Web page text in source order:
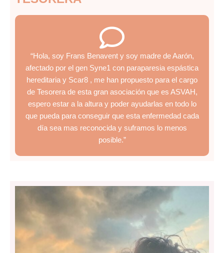
“Hola, soy Frans Benavent y soy madre de Aarón,
afectado por el gen Syne1 con paraparesia espástica
hereditaria y Scar8 , me han propuesto para el cargo
de Tesorera de esta gran asociación que es ASVAH,
espero estar a la altura y poder ayudarlas en todo lo
que pueda para conseguir que esta enfermedad cada
día sea mas reconocida y suframos lo menos
posible.”